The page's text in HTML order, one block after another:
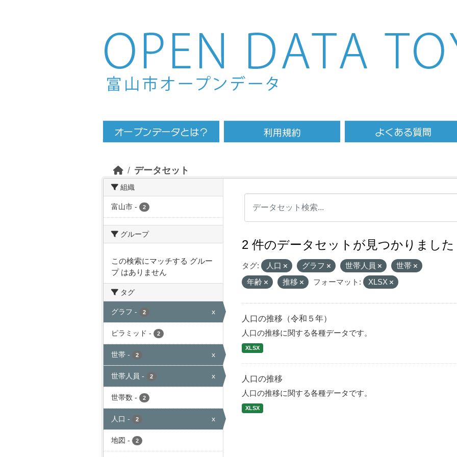
Skip to main content
データセット
組織
富山市 - 2
グループ
この検索にマッチする グルー
プ はありません
タグ
グラフ - 2 x
ピラミッド - 2
世帯 - 2 x
世帯人員 - 2 x
世帯数 - 2
人口 - 2 x
地図 - 2
2 件のデータセットが見つかりました
タグ: 人口 グラフ 世帯人員
世帯
年齢
推移 フォーマット: XLSX
人口の推移（令和５年）
人口の推移に関する各種データです。
XLSX
人口の推移
人口の推移に関する各種データです。
XLSX